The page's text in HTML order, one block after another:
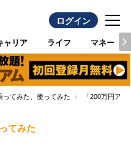
ログイン
ャリア ライフ マネー
ってみた、使ってみた 「200万円ア
てみた